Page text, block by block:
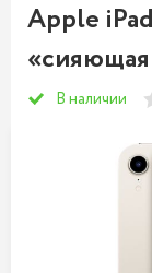
Apple
«сияющая
В наличии